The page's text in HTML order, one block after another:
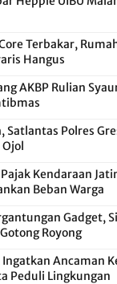
Terbakar,
Hangus
AKBP Rulian
Satlantas Polres
Ojol
Kendaraan
Beban Warga
Gadget,
Royong
Ancaman
Peduli Lingkungan